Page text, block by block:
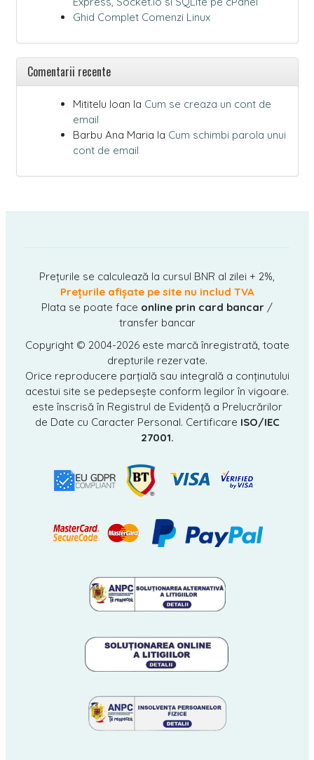
Ghid Complet Comenzi Linux
Comentarii recente
Mititelu Ioan la Cum se creaza un cont de
email
Barbu Ana Maria la Cum schimbi parola unui
cont de email
Prețurile se calculează la cursul BNR al zilei + 2%,
Prețurile afișate pe site nu includ TVA
Plata se poate face online prin card bancar /
transfer bancar
Copyright © 2004-2026 este marcă înregistrată, toate
drepturile rezervate.
Orice reproducere parțială sau integrală a conținutului
acestui site se pedepsește conform legilor în vigoare.
este înscrisă în Registrul de Evidență a Prelucrărilor
de Date cu Caracter Personal. Certificare ISO/IEC
27001.